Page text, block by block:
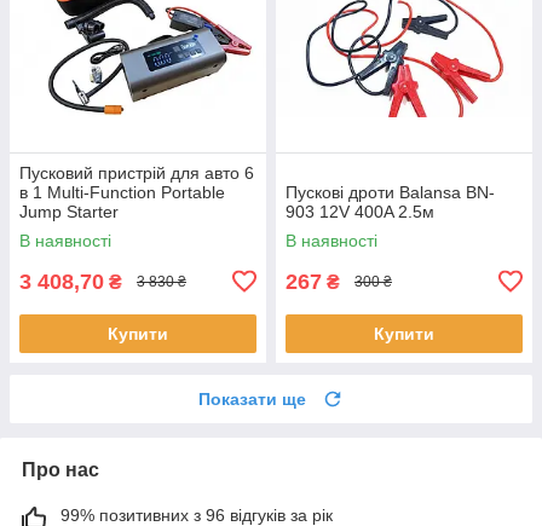
Пусковий пристрій для авто 6
в 1 Multi-Function Portable
Jump Starter
В наявності
3 408,70 ₴ 3 830 ₴
Купити
Пускові дроти Balansa BN-
903 12V 400A 2.5м
В наявності
267 ₴ 300 ₴
Купити
Показати ще
Про нас
99% позитивних з 96 відгуків за рік